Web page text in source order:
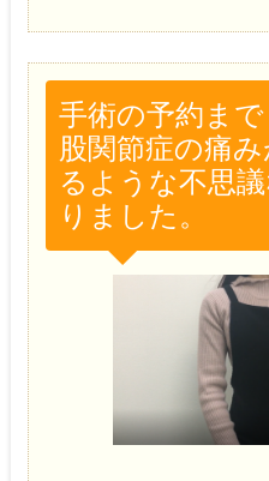
手術の予約ま
股関節症の痛
るような不思
りました。